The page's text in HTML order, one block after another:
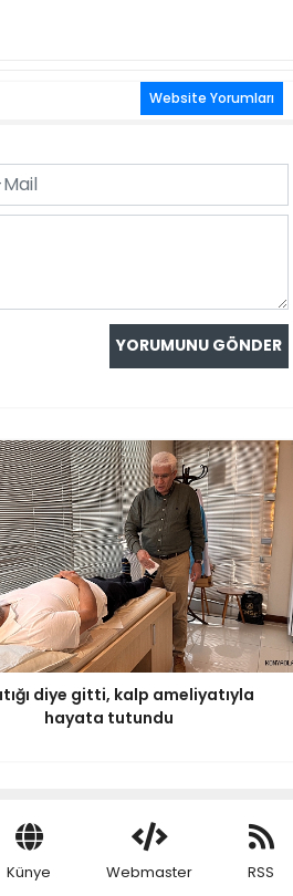
Website Yorumları
diye gitti, kalp ameliyatıyla
hayata tutundu
Künye Webmaster RSS